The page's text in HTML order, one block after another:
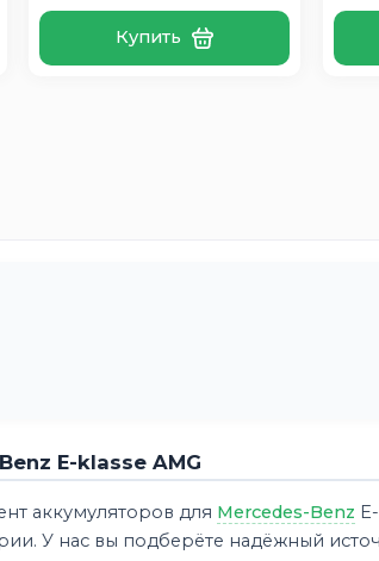
Купить
E-klasse AMG
аккумуляторов для Mercedes-Benz
У нас вы подберёте надёжный